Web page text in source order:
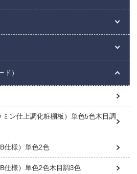
）
ン仕上調化粧棚板）単色5色木目調
仕様）単色2色
仕様）単色2色木目調3色